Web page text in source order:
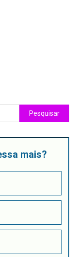
mais?